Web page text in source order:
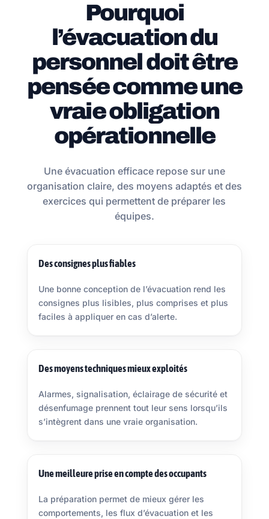
Pourquoi
l’évacuation du
personnel doit être
pensée comme une
vraie obligation
opérationnelle
Une évacuation efficace repose sur une
organisation claire, des moyens adaptés et des
exercices qui permettent de préparer les
équipes.
Des consignes plus fiables
Une bonne conception de l’évacuation rend les
consignes plus lisibles, plus comprises et plus
faciles à appliquer en cas d’alerte.
Des moyens techniques mieux exploités
Alarmes, signalisation, éclairage de sécurité et
désenfumage prennent tout leur sens lorsqu’ils
s’intègrent dans une vraie organisation.
Une meilleure prise en compte des occupants
La préparation permet de mieux gérer les
comportements, les flux d’évacuation et les